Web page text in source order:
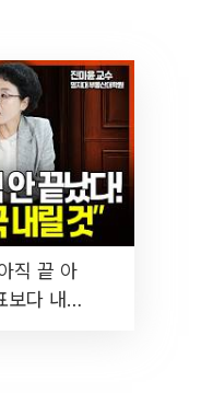
직 끝 아
보다 내릴